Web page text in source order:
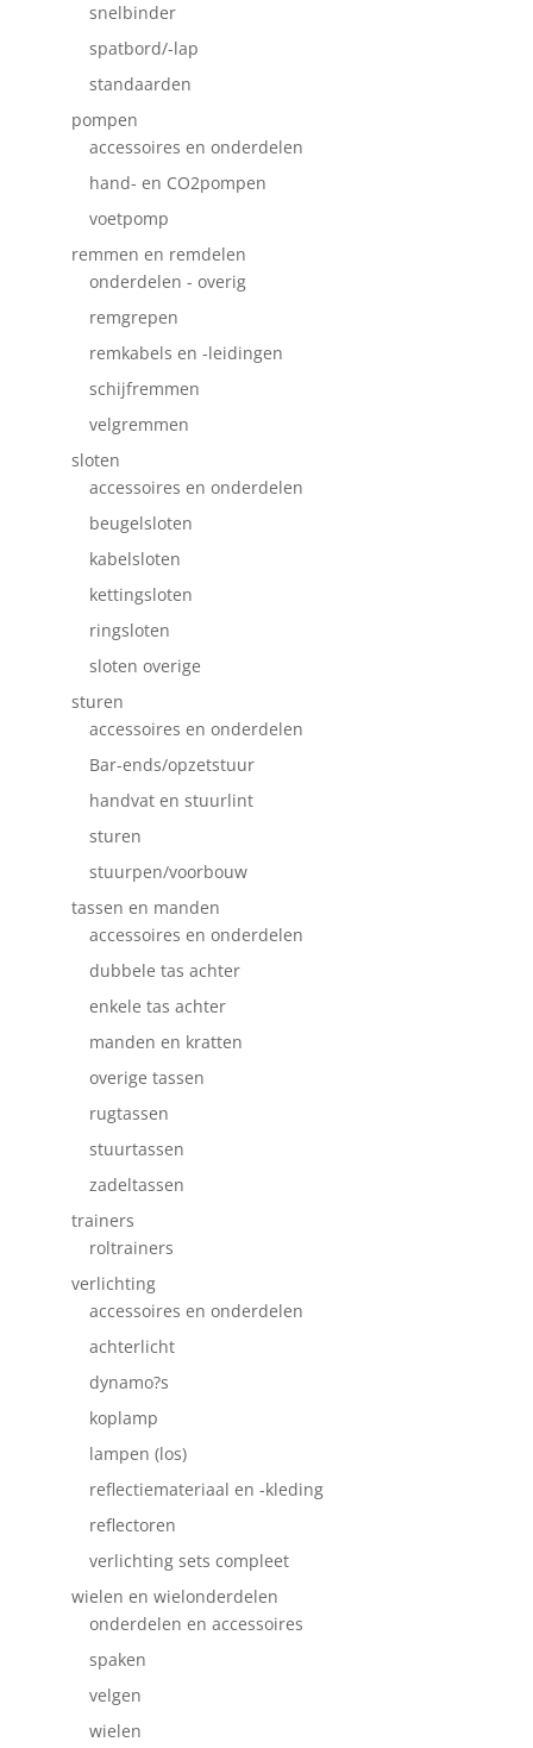
snelbinder
spatbord/-lap
standaarden
pompen
accessoires en onderdelen
hand- en CO2pompen
voetpomp
remmen en remdelen
onderdelen - overig
remgrepen
remkabels en -leidingen
schijfremmen
velgremmen
sloten
accessoires en onderdelen
beugelsloten
kabelsloten
kettingsloten
ringsloten
sloten overige
sturen
accessoires en onderdelen
Bar-ends/opzetstuur
handvat en stuurlint
sturen
stuurpen/voorbouw
tassen en manden
accessoires en onderdelen
dubbele tas achter
enkele tas achter
manden en kratten
overige tassen
rugtassen
stuurtassen
zadeltassen
trainers
roltrainers
verlichting
accessoires en onderdelen
achterlicht
dynamo?s
koplamp
lampen (los)
reflectiemateriaal en -kleding
reflectoren
verlichting sets compleet
wielen en wielonderdelen
onderdelen en accessoires
spaken
velgen
wielen